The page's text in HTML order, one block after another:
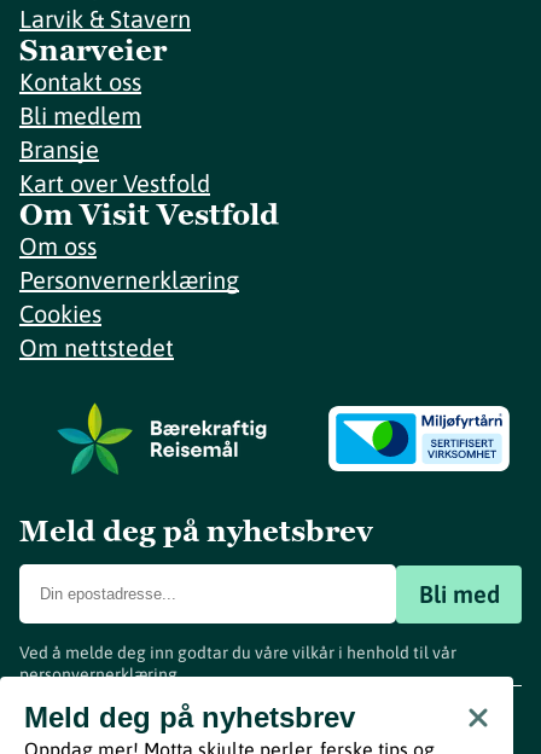
Larvik & Stavern
Snarveier
Kontakt oss
Bli medlem
Bransje
Kart over Vestfold
Om Visit Vestfold
Om oss
Personvernerklæring
Cookies
Om nettstedet
Meld deg på nyhetsbrev
Bli med
Ved å melde deg inn godtar du våre vilkår i henhold til vår
personvernerklæring.
Meld deg på nyhetsbrev
Oppdag mer! Motta skjulte perler, ferske tips og
www.visitvestfold.com
Turistinformasjon